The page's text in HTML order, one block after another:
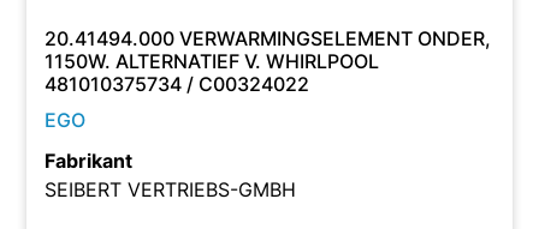
20.41494.000 VERWARMINGSELEMENT ONDER,
1150W. ALTERNATIEF V. WHIRLPOOL
481010375734 / C00324022
EGO
Fabrikant
SEIBERT VERTRIEBS-GMBH